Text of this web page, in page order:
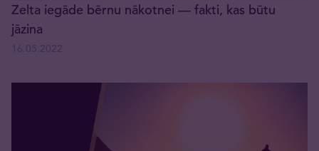
Zelta iegāde bērnu nākotnei — fakti, kas būtu
jāzina